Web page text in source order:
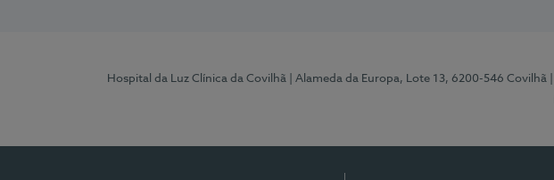
Hospital da Luz Clínica da Covilhã | Alameda da Europa, Lote 13, 6200-546 Covilhã